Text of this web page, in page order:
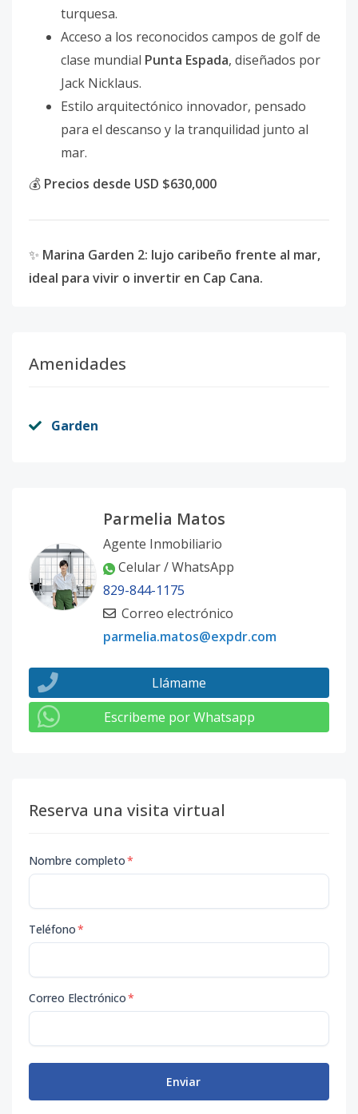
turquesa.
Acceso a los reconocidos campos de golf de
clase mundial Punta Espada, diseñados por
Jack Nicklaus.
Estilo arquitectónico innovador, pensado
para el descanso y la tranquilidad junto al
mar.
💰 Precios desde USD $630,000
✨ Marina Garden 2: lujo caribeño frente al mar,
ideal para vivir o invertir en Cap Cana.
Amenidades
Garden
Parmelia Matos
Agente Inmobiliario
Celular / WhatsApp
829-844-1175
Correo electrónico
parmelia.matos@expdr.com
Llámame
Escribeme por Whatsapp
Reserva una visita virtual
Nombre completo*
Teléfono*
Correo Electrónico*
Enviar